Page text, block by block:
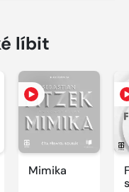
líbit
Mimika